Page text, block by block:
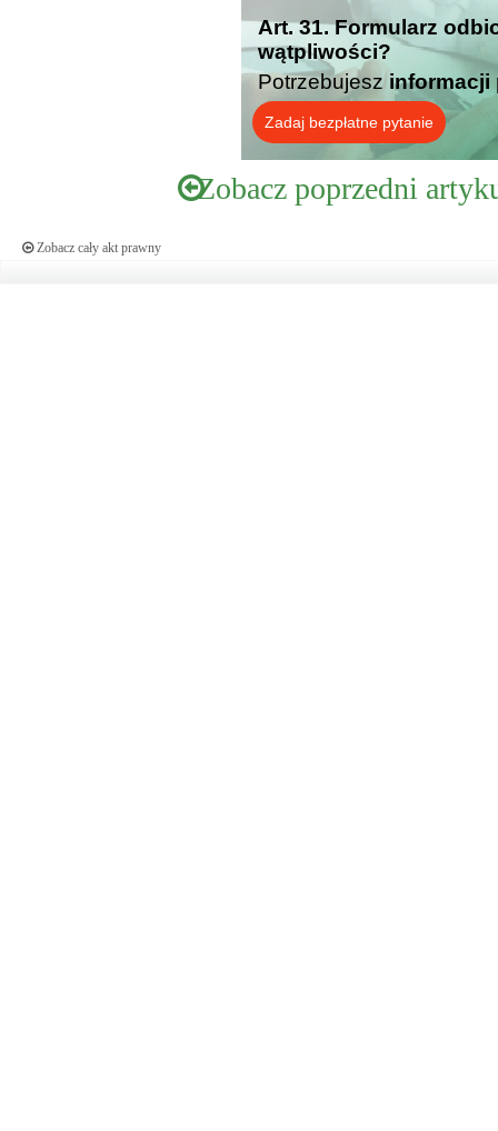
Art. 31. Formularz
wątpliwości?
Potrzebujesz informacji
Zadaj bezpłatne pytanie
Zobacz poprzedni
Zobacz cały akt prawny